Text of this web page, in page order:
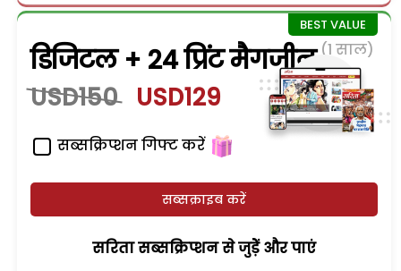
डिजिटल + 24 प्रिंट मैगजीन (1 साल)
USD150 USD129
सब्सक्रिप्शन गिफ्ट करें
सब्सक्राइब करें
सरिता सब्सक्रिप्शन से जुड़ेें और पाएं